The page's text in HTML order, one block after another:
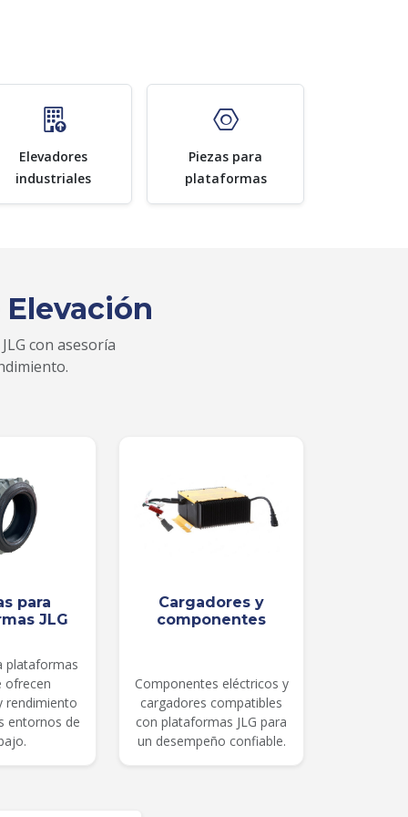
Elevadores
industriales
Piezas para
plataformas
con asesoría
para
JLG
plataformas
ofrecen
rendimiento
entornos de
Cargadores y
componentes
Componentes eléctricos y
cargadores compatibles
con plataformas JLG para
un desempeño confiable.